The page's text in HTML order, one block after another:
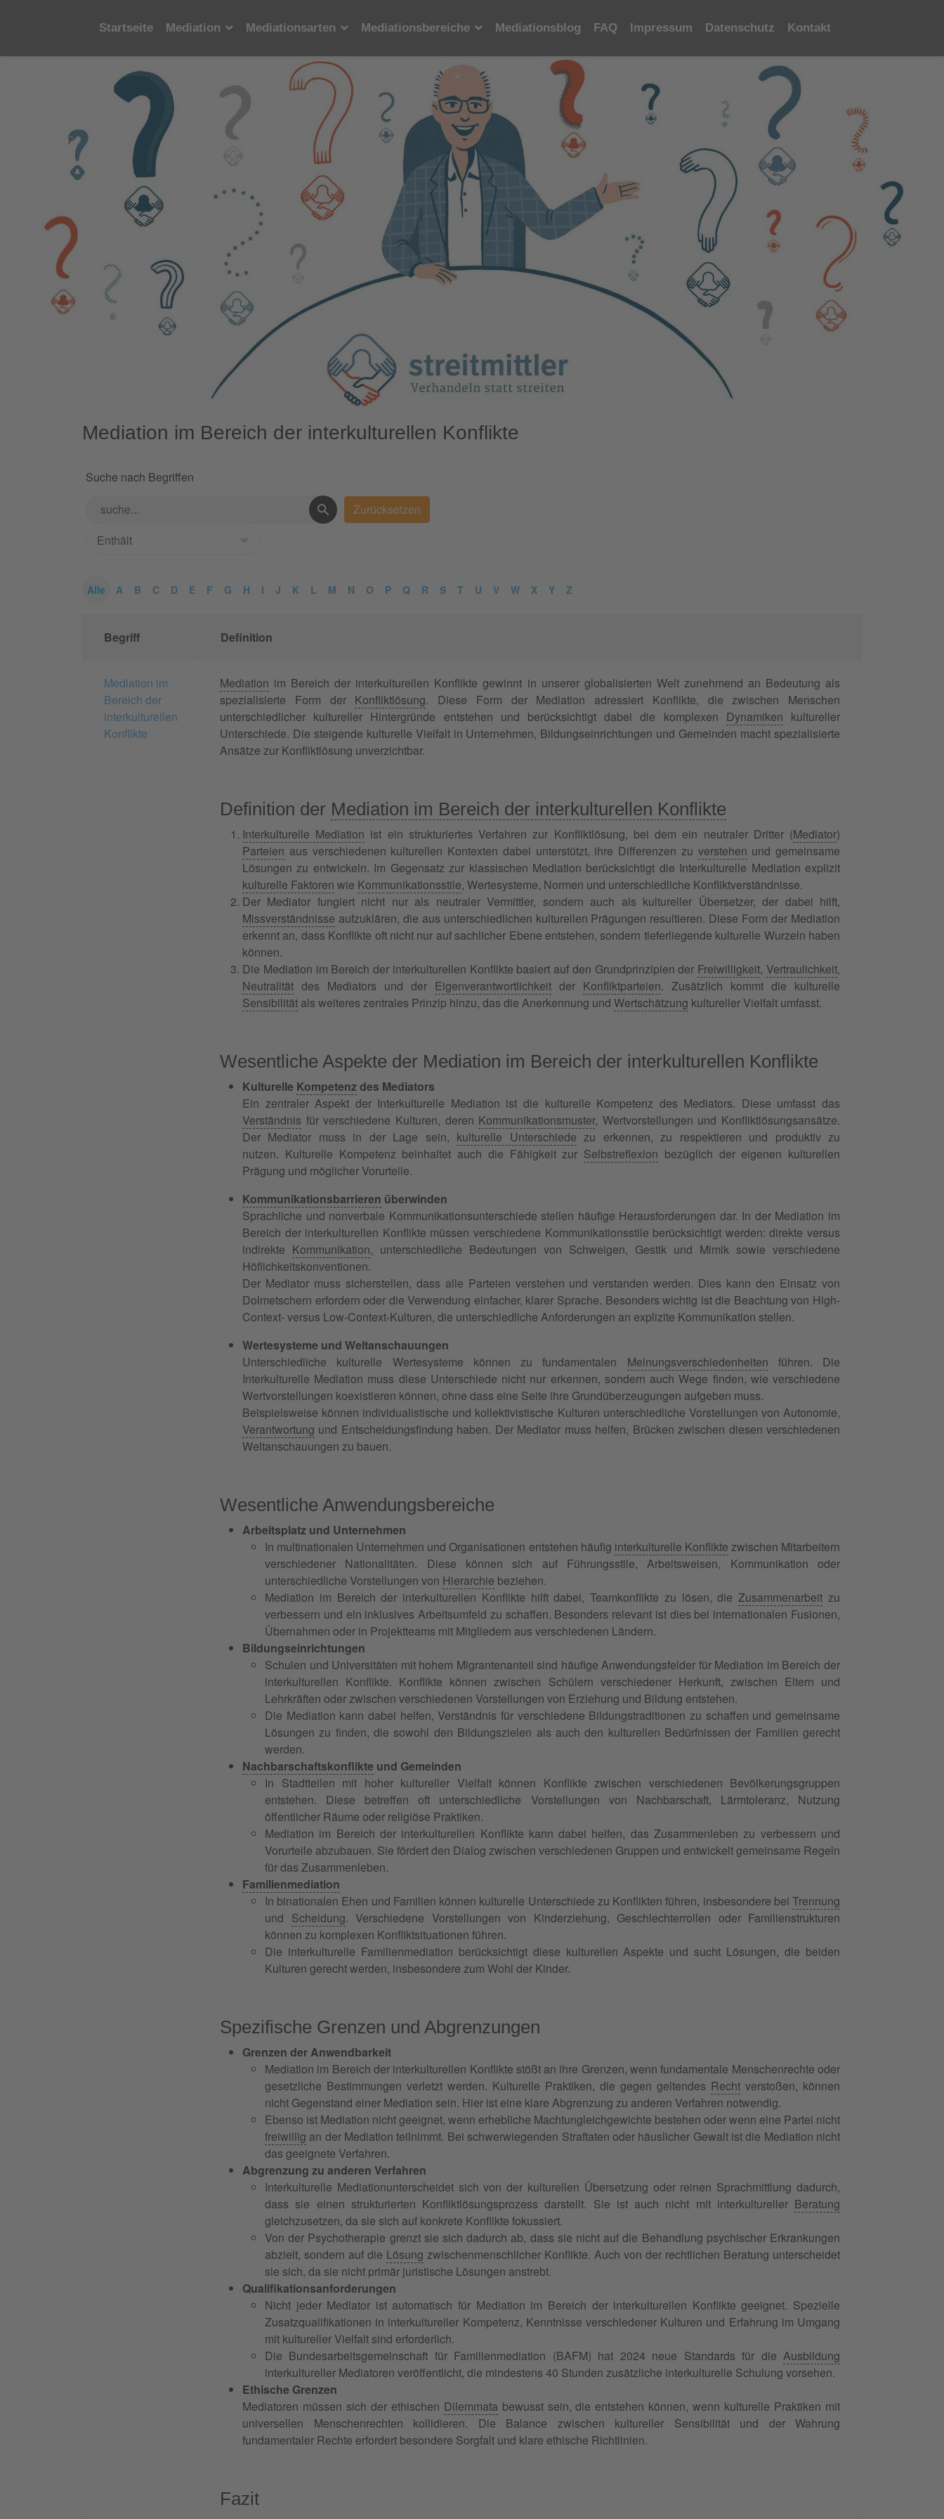
Startseite Mediation Mediationsarten Mediationsbereiche Mediationsblog FAQ Impressum Datenschutz Kontakt
Mediation im Bereich der interkulturellen Konflikte
Suche nach Begriffen
Alle A B C D E F G H I J K L M N O P Q R S T U V W X Y Z
Begriff Definition
Mediation im
Bereich der
interkulturellen
Konflikte
Mediation im Bereich der interkulturellen Konflikte gewinnt in unserer globalisierten Welt zunehmend an Bedeutung als
spezialisierte Form der Konfliktlösung. Diese Form der Mediation adressiert Konflikte, die zwischen Menschen
unterschiedlicher kultureller Hintergründe entstehen und berücksichtigt dabei die komplexen Dynamiken kultureller
Unterschiede. Die steigende kulturelle Vielfalt in Unternehmen, Bildungseinrichtungen und Gemeinden macht spezialisierte
Ansätze zur Konfliktlösung unverzichtbar.
Definition der Mediation im Bereich der interkulturellen Konflikte
Interkulturelle Mediation ist ein strukturiertes Verfahren zur Konfliktlösung, bei dem ein neutraler Dritter (Mediator)
Parteien aus verschiedenen kulturellen Kontexten dabei unterstützt, ihre Differenzen zu verstehen und gemeinsame
Lösungen zu entwickeln. Im Gegensatz zur klassischen Mediation berücksichtigt die Interkulturelle Mediation explizit
kulturelle Faktoren wie Kommunikationsstile, Wertesysteme, Normen und unterschiedliche Konfliktverständnisse.
Der Mediator fungiert nicht nur als neutraler Vermittler, sondern auch als kultureller Übersetzer, der dabei hilft,
Missverständnisse aufzuklären, die aus unterschiedlichen kulturellen Prägungen resultieren. Diese Form der Mediation
erkennt an, dass Konflikte oft nicht nur auf sachlicher Ebene entstehen, sondern tieferliegende kulturelle Wurzeln haben
können.
Die Mediation im Bereich der interkulturellen Konflikte basiert auf den Grundprinzipien der Freiwilligkeit, Vertraulichkeit,
Neutralität des Mediators und der Eigenverantwortlichkeit der Konfliktparteien. Zusätzlich kommt die kulturelle
Sensibilität als weiteres zentrales Prinzip hinzu, das die Anerkennung und Wertschätzung kultureller Vielfalt umfasst.
Wesentliche Aspekte der Mediation im Bereich der interkulturellen Konflikte
Kulturelle Kompetenzdes Mediators
Ein zentraler Aspekt der Interkulturelle Mediation ist die kulturelle Kompetenz des Mediators. Diese umfasst das
Verständnis für verschiedene Kulturen, deren Kommunikationsmuster, Wertvorstellungen und Konfliktlösungsansätze.
Der Mediator muss in der Lage sein, kulturelle Unterschiede zu erkennen, zu respektieren und produktiv zu
nutzen. Kulturelle Kompetenz beinhaltet auch die Fähigkeit zur Selbstreflexion bezüglich der eigenen kulturellen
Prägung und möglicher Vorurteile.
Kommunikationsbarrieren überwinden
Sprachliche und nonverbale Kommunikationsunterschiede stellen häufige Herausforderungen dar. In der Mediation im
Bereich der interkulturellen Konflikte müssen verschiedene Kommunikationsstile berücksichtigt werden: direkte versus
indirekte Kommunikation, unterschiedliche Bedeutungen von Schweigen, Gestik und Mimik sowie verschiedene
Höflichkeitskonventionen.
Der Mediator muss sicherstellen, dass alle Parteien verstehen und verstanden werden. Dies kann den Einsatz von
Dolmetschern erfordern oder die Verwendung einfacher, klarer Sprache. Besonders wichtig ist die Beachtung von High-
Context- versus Low-Context-Kulturen, die unterschiedliche Anforderungen an explizite Kommunikation stellen.
Wertesysteme und Weltanschauungen
Unterschiedliche kulturelle Wertesysteme können zu fundamentalen Meinungsverschiedenheiten führen. Die
Interkulturelle Mediation muss diese Unterschiede nicht nur erkennen, sondern auch Wege finden, wie verschiedene
Wertvorstellungen koexistieren können, ohne dass eine Seite ihre Grundüberzeugungen aufgeben muss.
Beispielsweise können individualistische und kollektivistische Kulturen unterschiedliche Vorstellungen von Autonomie,
Verantwortung und Entscheidungsfindung haben. Der Mediator muss helfen, Brücken zwischen diesen verschiedenen
Weltanschauungen zu bauen.
Wesentliche Anwendungsbereiche
Arbeitsplatz und Unternehmen
In multinationalen Unternehmen und Organisationen entstehen häufig interkulturelle Konflikte zwischen Mitarbeitern
verschiedener Nationalitäten. Diese können sich auf Führungsstile, Arbeitsweisen, Kommunikation oder
unterschiedliche Vorstellungen von Hierarchie beziehen.
Mediation im Bereich der interkulturellen Konflikte hilft dabei, Teamkonflikte zu lösen, dieZusammenarbeit zu
verbessern und ein inklusives Arbeitsumfeld zu schaffen. Besonders relevant ist dies bei internationalen Fusionen,
Übernahmen oder in Projektteams mit Mitgliedern aus verschiedenen Ländern.
Bildungseinrichtungen
Schulen und Universitäten mit hohem Migrantenanteil sind häufige Anwendungsfelder für Mediation im Bereich der
interkulturellen Konflikte. Konflikte können zwischen Schülern verschiedener Herkunft, zwischen Eltern und
Lehrkräften oder zwischen verschiedenen Vorstellungen von Erziehung und Bildung entstehen.
Die Mediation kann dabei helfen, Verständnis für verschiedene Bildungstraditionen zu schaffen und gemeinsame
Lösungen zu finden, die sowohl den Bildungszielen als auch den kulturellen Bedürfnissen der Familien gerecht
werden.
Nachbarschaftskonflikte und Gemeinden
In Stadtteilen mit hoher kultureller Vielfalt können Konflikte zwischen verschiedenen Bevölkerungsgruppen
entstehen. Diese betreffen oft unterschiedliche Vorstellungen von Nachbarschaft, Lärmtoleranz, Nutzung
öffentlicher Räume oder religiöse Praktiken.
Mediation im Bereich der interkulturellen Konflikte kann dabei helfen, das Zusammenleben zu verbessern und
Vorurteile abzubauen. Sie fördert den Dialog zwischen verschiedenen Gruppen und entwickelt gemeinsame Regeln
für das Zusammenleben.
Familienmediation
In binationalen Ehen und Familien können kulturelle Unterschiede zu Konflikten führen, insbesondere bei Trennung
und Scheidung. Verschiedene Vorstellungen von Kinderziehung, Geschlechterrollen oder Familienstrukturen
können zu komplexen Konfliktsituationen führen.
Die interkulturelle Familienmediation berücksichtigt diese kulturellen Aspekte und sucht Lösungen, die beiden
Kulturen gerecht werden, insbesondere zum Wohl der Kinder.
Spezifische Grenzen und Abgrenzungen
Grenzen der Anwendbarkeit
Mediation im Bereich der interkulturellen Konflikte stößt an ihre Grenzen, wenn fundamentale Menschenrechte oder
gesetzliche Bestimmungen verletzt werden. Kulturelle Praktiken, die gegen geltendes Recht verstoßen, können
nicht Gegenstand einer Mediation sein. Hier ist eine klare Abgrenzung zu anderen Verfahren notwendig.
Ebenso ist Mediation nicht geeignet, wenn erhebliche Machtungleichgewichte bestehen oder wenn eine Partei nicht
freiwillig an der Mediation teilnimmt. Bei schwerwiegenden Straftaten oder häuslicher Gewalt ist die Mediation nicht
das geeignete Verfahren.
Abgrenzung zu anderen Verfahren
Interkulturelle Mediationunterscheidet sich von der kulturellen Übersetzung oder reinen Sprachmittlung dadurch,
dass sie einen strukturierten Konfliktlösungsprozess darstellt. Sie ist auch nicht mit interkultureller Beratung
gleichzusetzen, da sie sich auf konkrete Konflikte fokussiert.
Von der Psychotherapie grenzt sie sich dadurch ab, dass sie nicht auf die Behandlung psychischer Erkrankungen
abzielt, sondern auf die Lösung zwischenmenschlicher Konflikte. Auch von der rechtlichen Beratung unterscheidet
sie sich, da sie nicht primär juristische Lösungen anstrebt.
Qualifikationsanforderungen
Nicht jeder Mediator ist automatisch für Mediation im Bereich der interkulturellen Konflikte geeignet. Spezielle
Zusatzqualifikationen in interkultureller Kompetenz, Kenntnisse verschiedener Kulturen und Erfahrung im Umgang
mit kultureller Vielfalt sind erforderlich.
Die Bundesarbeitsgemeinschaft für Familienmediation (BAFM) hat 2024 neue Standards für die Ausbildung
interkultureller Mediatoren veröffentlicht, die mindestens 40 Stunden zusätzliche interkulturelle Schulung vorsehen.
Ethische Grenzen
Mediatoren müssen sich der ethischen Dilemmatabewusst sein, die entstehen können, wenn kulturelle Praktiken mit
universellen Menschenrechten kollidieren. Die Balance zwischen kultureller Sensibilität und der Wahrung
fundamentaler Rechte erfordert besondere Sorgfalt und klare ethische Richtlinien.
Fazit